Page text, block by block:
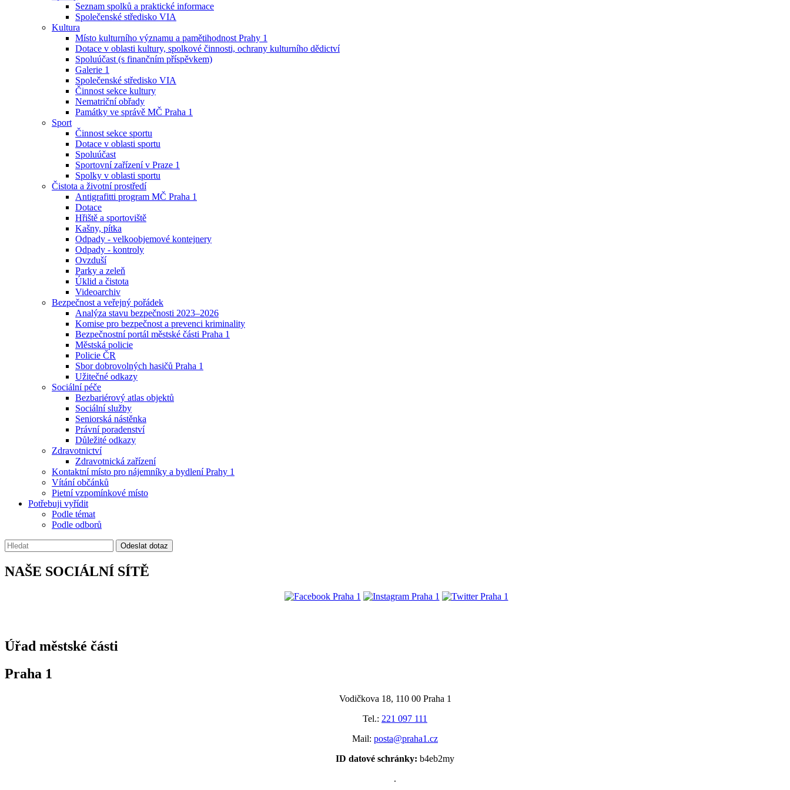
Seznam spolků a praktické informace
Společenské středisko VIA
Kultura
Místo kulturního významu a pamětihodnost Prahy 1
Dotace v oblasti kultury, spolkové činnosti, ochrany kulturního dědictví
Spoluúčast (s finančním příspěvkem)
Galerie 1
Společenské středisko VIA
Činnost sekce kultury
Nematriční obřady
Památky ve správě MČ Praha 1
Sport
Činnost sekce sportu
Dotace v oblasti sportu
Spoluúčast
Sportovní zařízení v Praze 1
Spolky v oblasti sportu
Čistota a životní prostředí
Antigrafitti program MČ Praha 1
Dotace
Hřiště a sportoviště
Kašny, pítka
Odpady - velkoobjemové kontejnery
Odpady - kontroly
Ovzduší
Parky a zeleň
Úklid a čistota
Videoarchiv
Bezpečnost a veřejný pořádek
Analýza stavu bezpečnosti 2023–2026
Komise pro bezpečnost a prevenci kriminality
Bezpečnostní portál městské části Praha 1
Městská policie
Policie ČR
Sbor dobrovolných hasičů Praha 1
Užitečné odkazy
Sociální péče
Bezbariérový atlas objektů
Sociální služby
Seniorská nástěnka
Právní poradenství
Důležité odkazy
Zdravotnictví
Zdravotnická zařízení
Kontaktní místo pro nájemníky a bydlení Prahy 1
Vítání občánků
Pietní vzpomínkové místo
Potřebuji vyřídit
Podle témat
Podle odborů
Vyhledávání:
Odeslat dotaz
NAŠE SOCIÁLNÍ SÍTĚ
Úřad městské části
Praha 1
Vodičkova 18, 110 00 Praha 1
Tel.: 221 097 111
Mail: posta@praha1.cz
ID datové schránky: b4eb2my
.